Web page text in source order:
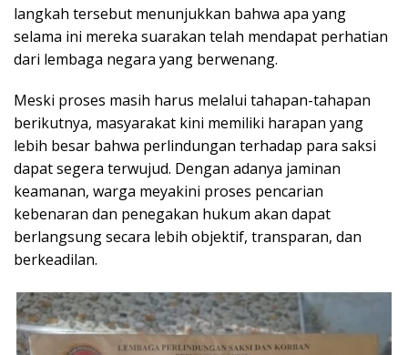
langkah tersebut menunjukkan bahwa apa yang
selama ini mereka suarakan telah mendapat perhatian
dari lembaga negara yang berwenang.
Meski proses masih harus melalui tahapan-tahapan
berikutnya, masyarakat kini memiliki harapan yang
lebih besar bahwa perlindungan terhadap para saksi
dapat segera terwujud. Dengan adanya jaminan
keamanan, warga meyakini proses pencarian
kebenaran dan penegakan hukum akan dapat
berlangsung secara lebih objektif, transparan, dan
berkeadilan.